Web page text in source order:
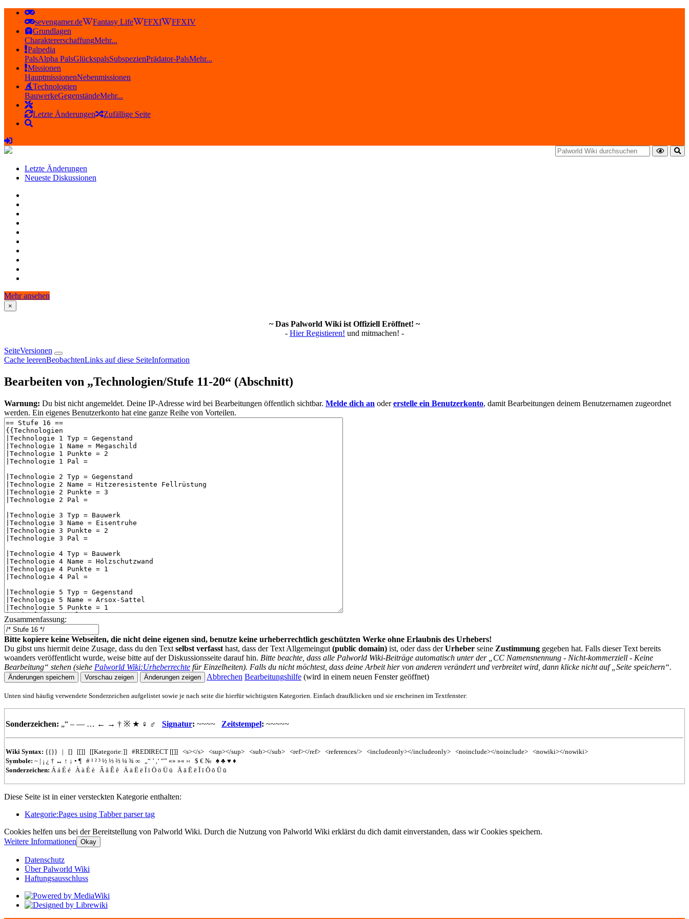
sevengamer.de Fantasy Life FFXI
FFXIV
Grundlagen
CharaktererschaffungMehr...
Palpedia
PalsAlpha PalsGlückspalsSubspezienPrädator-PalsMehr...
Missionen
HauptmissionenNebenmissionen
Technologien
BauwerkeGegenständeMehr...
Letzte Änderungen Zufällige Seite
Letzte Änderungen
Neueste Diskussionen
Mehr ansehen
×
~ Das Palworld Wiki ist Offiziell Eröffnet! ~
- Hier Registieren! und mitmachen! -
SeiteVersionen
Cache leerenBeobachtenLinks auf diese SeiteInformation
Bearbeiten von „Technologien/Stufe 11-20“ (Abschnitt)
Warnung: Du bist nicht angemeldet. Deine IP-Adresse wird bei Bearbeitungen öffentlich sichtbar. Melde dich an odererstelle ein Benutzerkonto, damit Bearbeitungen deinem Benutzernamen zugeordnet
werden. Ein eigenes Benutzerkonto hat eine ganze Reihe von Vorteilen.
Zusammenfassung:
Bitte kopiere keine Webseiten, die nicht deine eigenen sind, benutze keine urheberrechtlich geschützten Werke ohne Erlaubnis des Urhebers!
Du gibst uns hiermit deine Zusage, dass du den Text selbst verfasst hast, dass der Text Allgemeingut (public domain) ist, oder dass derUrheber seine Zustimmung gegeben hat. Falls dieser Text bereits
woanders veröffentlicht wurde, weise bitte auf der Diskussionsseite darauf hin. Bitte beachte, dass alle Palworld Wiki-Beiträge automatisch unter der „CC Namensnennung - Nicht-kommerziell - Keine
Bearbeitung“ stehen (siehe Palworld Wiki:Urheberrechte für Einzelheiten). Falls du nicht möchtest, dass deine Arbeit hier von anderen verändert und verbreitet wird, dann klicke nicht auf „Seite speichern“.
Abbrechen Bearbeitungshilfe (wird in einem neuen Fenster geöffnet)
Unten sind häufig verwendete Sonderzeichen aufgelistet sowie je nach seite die hierfür wichtigsten Kategorien. Einfach draufklicken und sie erscheinen im Textfenster:
Sonderzeichen: „“ – — … ← → † ※ ★ ♀ ♂ Signatur: ~~~~ Zeitstempel: ~~~~~
Wiki Syntax: {{}} | [] [[]] [[Kategorie:]] #REDIRECT [[]] <s></s> <sup></sup> <sub></sub> <ref></ref> <references/> <includeonly></includeonly> <noinclude></noinclude> <nowiki></nowiki>
Symbole: ~ | ¡ ¿ † ↔ ↑ ↓ • ¶ # ¹ ² ³ ½ ⅓ ⅔ ¼ ¾ ∞ „“ ’ ‚‘ “” «» »« ›‹ $ € № ♠ ♣ ♥ ♦
Sonderzeichen: Á á É é À à È è Â â Ê ê Ä ä Ë ë Ï ï Ö ö Ü ü Ā ā Ē ē Ī ī Ō ō Ū ū
Diese Seite ist in einer versteckten Kategorie enthalten:
Kategorie:Pages using Tabber parser tag
Cookies helfen uns bei der Bereitstellung von Palworld Wiki. Durch die Nutzung von Palworld Wiki erklärst du dich damit einverstanden, dass wir Cookies speichern.
Weitere Informationen Okay
Datenschutz
Über Palworld Wiki
Haftungsausschluss